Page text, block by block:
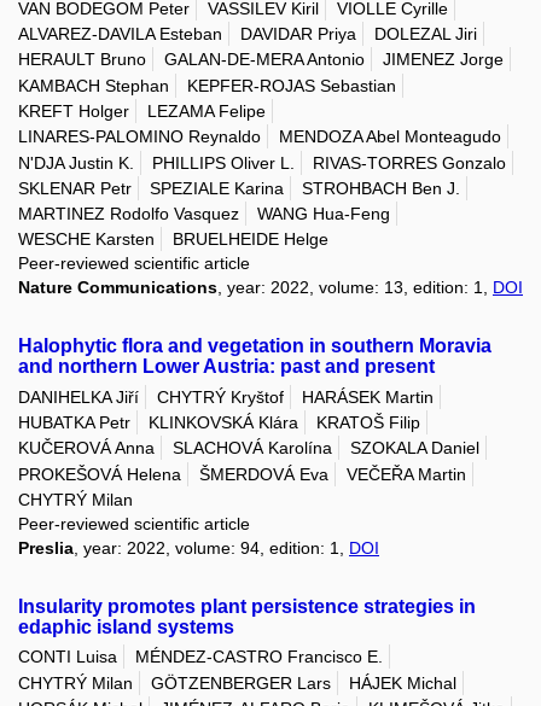
VAN BODEGOM Peter VASSILEV Kiril
VIOLLE Cyrille
ALVAREZ-DAVILA Esteban
DAVIDAR Priya
DOLEZAL Jiri
HERAULT Bruno
GALAN-DE-MERA Antonio
JIMENEZ Jorge
KAMBACH Stephan
KEPFER-ROJAS Sebastian
KREFT Holger
LEZAMA Felipe
LINARES-PALOMINO Reynaldo
MENDOZA Abel Monteagudo
N'DJA Justin K.
PHILLIPS Oliver L.
RIVAS-TORRES Gonzalo
SKLENAR Petr
SPEZIALE Karina
STROHBACH Ben J.
MARTINEZ Rodolfo Vasquez
WANG Hua-Feng
WESCHE Karsten
BRUELHEIDE Helge
Peer-reviewed scientific article
Nature Communications, year: 2022, volume: 13, edition: 1, DOI
Halophytic flora and vegetation in southern Moravia
and northern Lower Austria: past and present
DANIHELKA Jiří CHYTRÝ Kryštof
HARÁSEK Martin
HUBATKA Petr
KLINKOVSKÁ Klára
KRATOŠ Filip
KUČEROVÁ Anna
SLACHOVÁ Karolína
SZOKALA Daniel
PROKEŠOVÁ Helena
ŠMERDOVÁ Eva
VEČEŘA Martin
CHYTRÝ Milan
Peer-reviewed scientific article
Preslia , year: 2022, volume: 94, edition: 1, DOI
Insularity promotes plant persistence strategies in
edaphic island systems
CONTI Luisa
MÉNDEZ-CASTRO Francisco E.
CHYTRÝ Milan
GÖTZENBERGER Lars
HÁJEK Michal